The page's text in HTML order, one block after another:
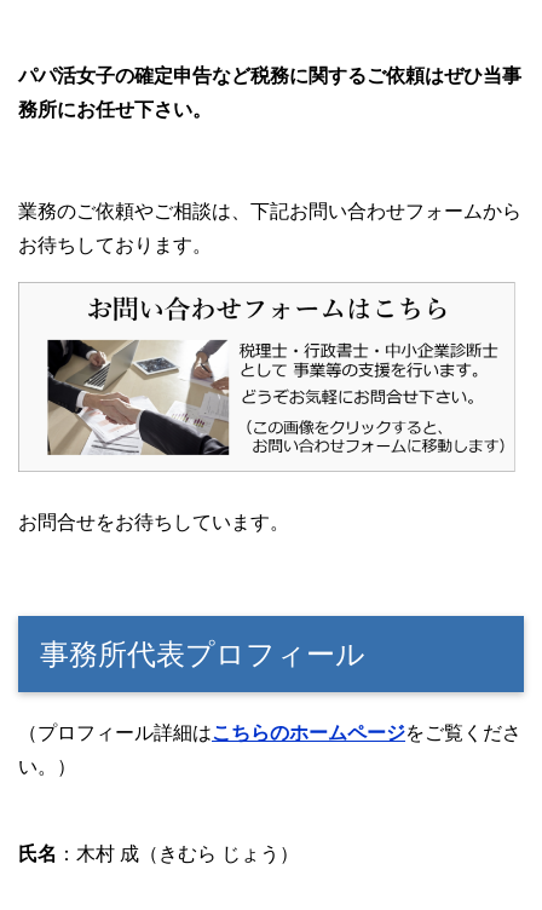
パパ活女子の確定申告など税務に関するご依頼はぜひ当事
務所にお任せ下さい。
業務のご依頼やご相談は、下記お問い合わせフォームから
お待ちしております。
お問合せをお待ちしています。
事務所代表プロフィール
（プロフィール詳細はこちらのホームページをご覧くださ
い。）
氏名 ：木村 成（きむら じょう）